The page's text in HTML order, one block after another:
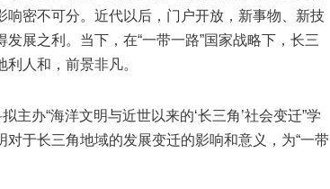
密不可分。近代以后，门户开放，新事物、新技
展之利。当下，在“一带一路”国家战略下，长三
人和，前景非凡。
主办“海洋文明与近世以来的‘长三角’社会变迁”学
于长三角地域的发展变迁的影响和意义，为“一带